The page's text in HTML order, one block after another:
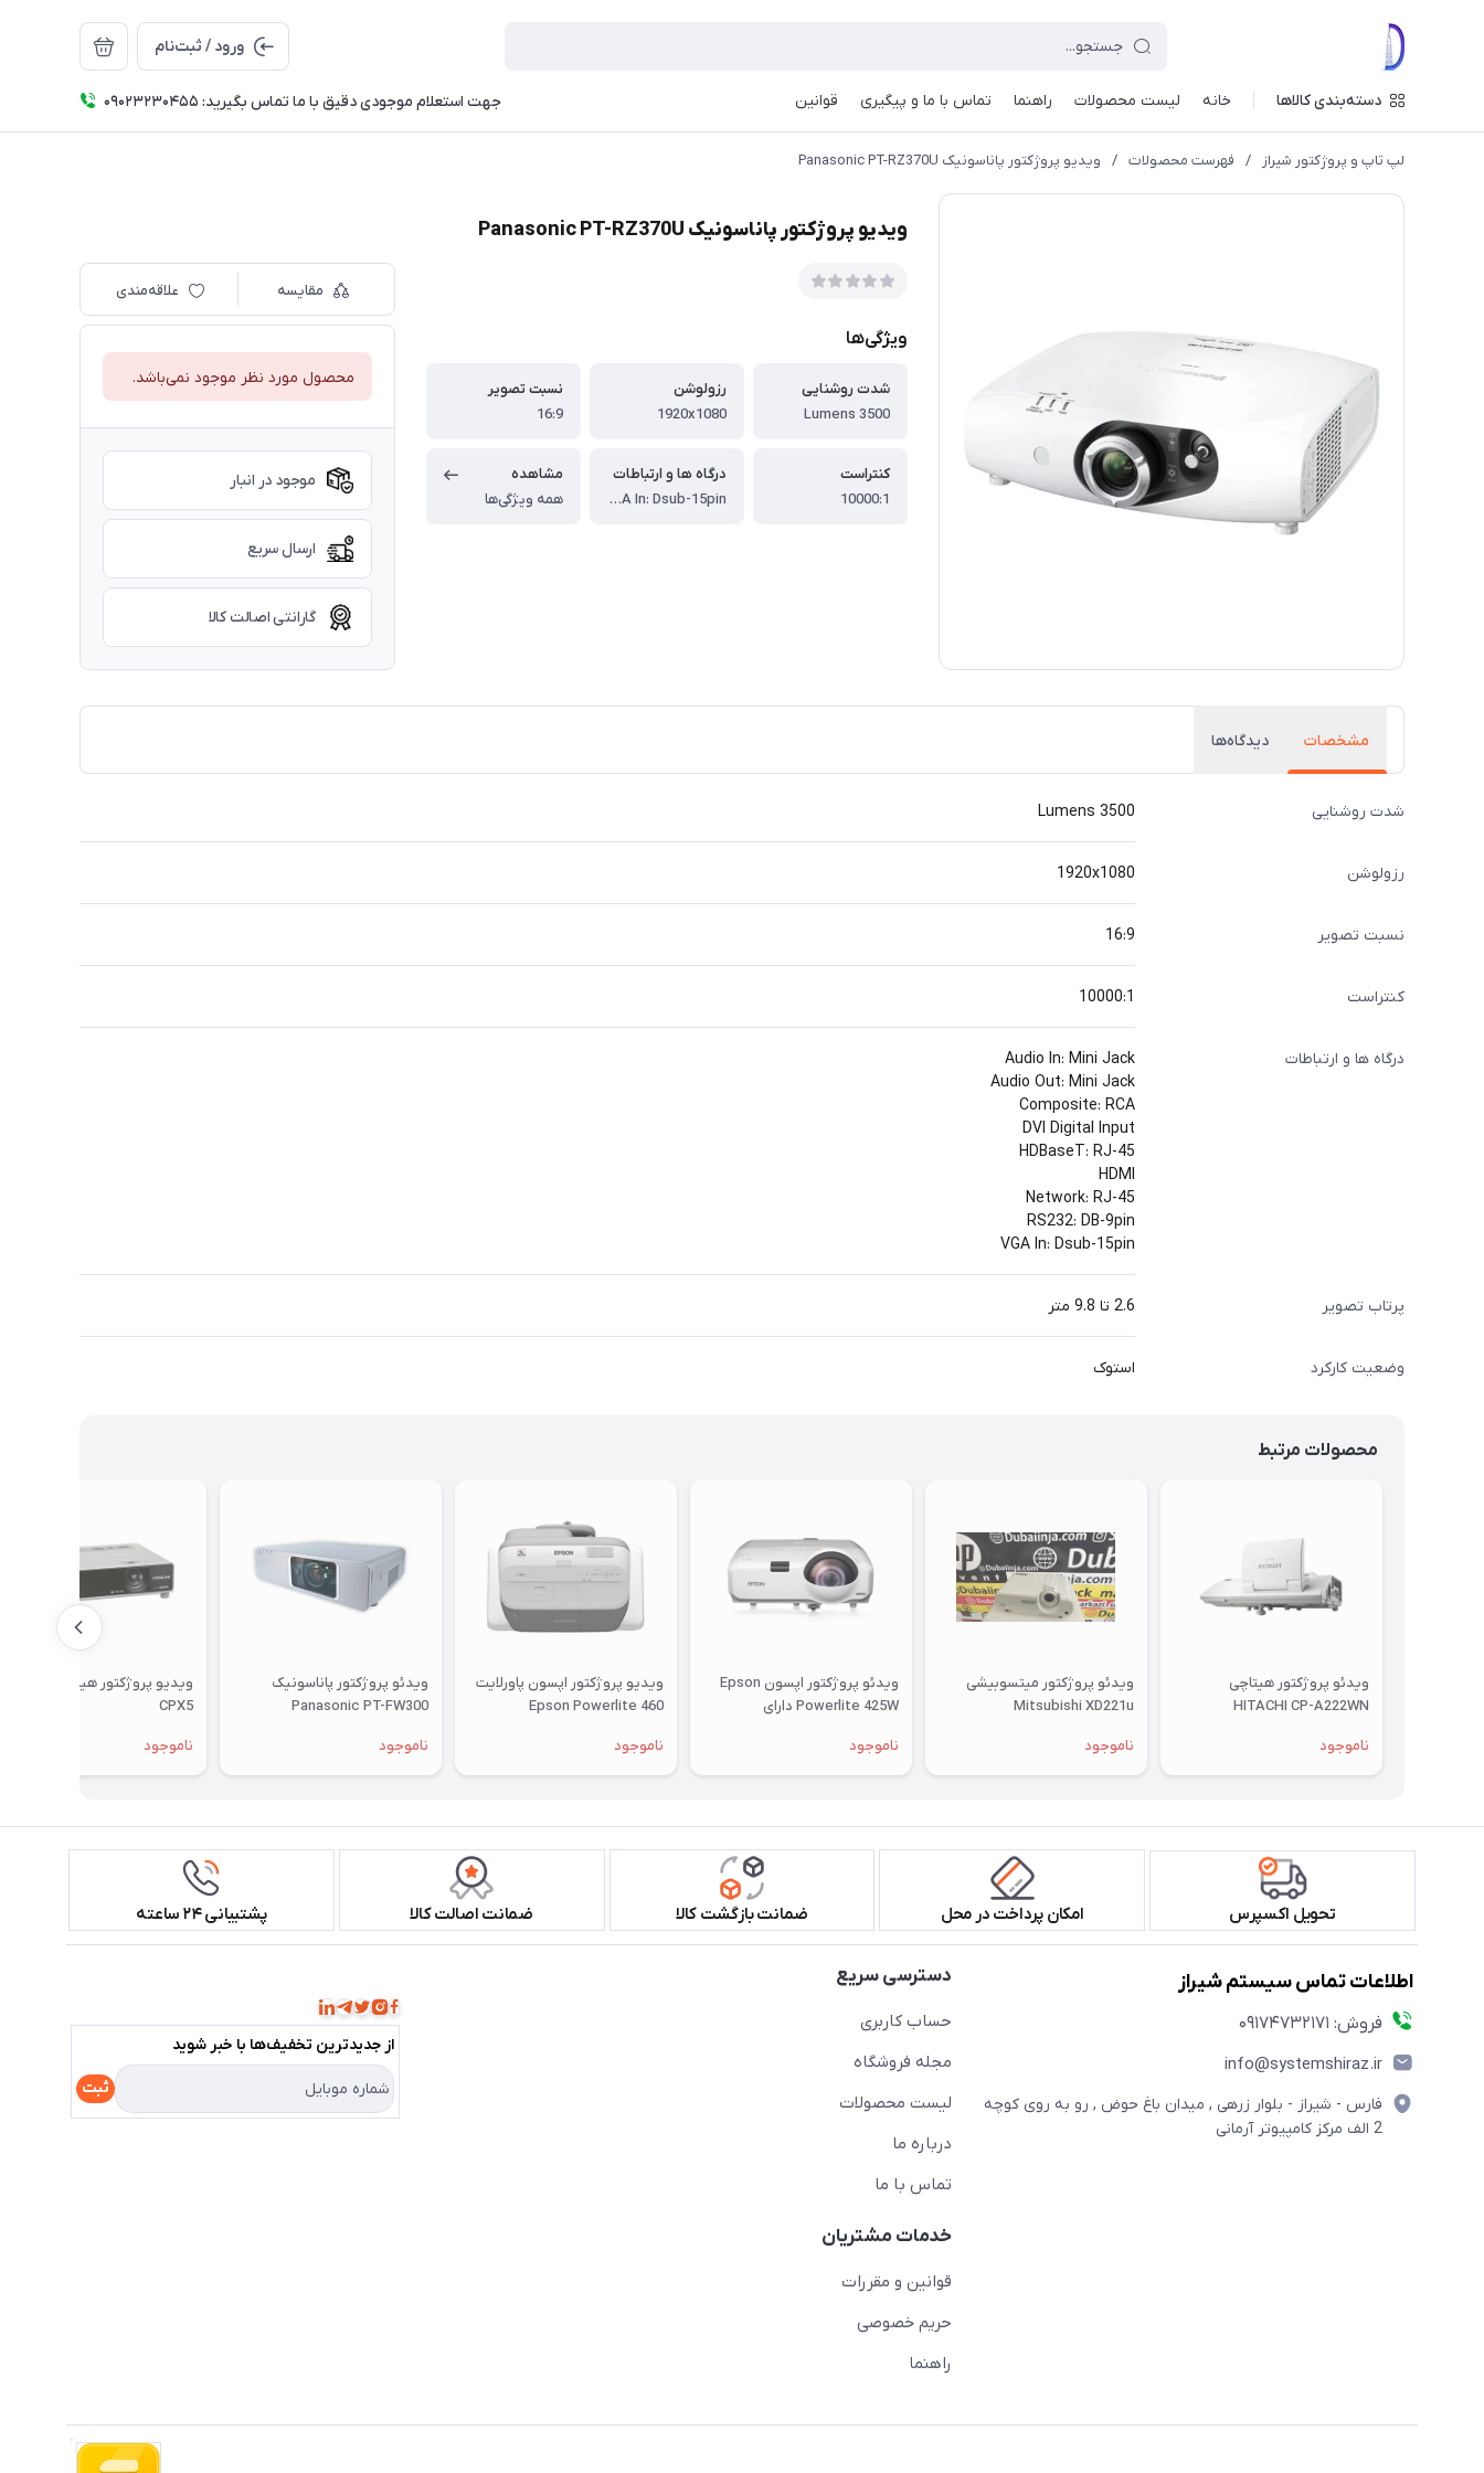
ورود / ثبت‌نام
دسته‌بندی کالاها خانه لیست محصولات راهنما تماس با ما و پیگیری قوانین جهت استعلام موجودی دقیق با ما تماس بگیرید: 09023230455
لپ تاپ و پروژکتور شیراز / فهرست محصولات / ویدیو پروژکتور پاناسونیک Panasonic PT-RZ370U
ویدیو پروژکتور پاناسونیک Panasonic PT-RZ370U
ویژگی‌ها
شدت روشنایی
3500 Lumens
رزولوشن
1920x1080
نسبت تصویر
16:9
کنتراست
10000:1
درگاه ها و ارتباطات
Audio In: Mini Jack ، Audio Out: Mini Jack ، Composite: RCA ، DVI Digital Input ، HDBaseT: RJ-45 ، HDMI ، Network: RJ-45 ، RS232: DB-9pin ، VGA In: Dsub-15pin
مشاهده
همه ویژگی‌ها
مقایسه علاقه‌مندی
محصول مورد نظر موجود نمی‌باشد.
موجود در انبار
ارسال سریع
گارانتی اصالت کالا
مشخصات دیدگاه‌ها
شدت روشنایی 3500 Lumens
رزولوشن 1920x1080
نسبت تصویر 16:9
کنتراست 10000:1
درگاه ها و ارتباطات
Audio In: Mini Jack
Audio Out: Mini Jack
Composite: RCA
DVI Digital Input
HDBaseT: RJ-45
HDMI
Network: RJ-45
RS232: DB-9pin
VGA In: Dsub-15pin
پرتاب تصویر 2.6 تا 9.8 متر
وضعیت کارکرد استوک
محصولات مرتبط
ویدئو پروژکتور هیتاچی
HITACHI CP-A222WN
ناموجود
ویدئو پروژکتور میتسوبیشی
Mitsubishi XD221u
ناموجود
ویدئو پروژکتور اپسون Epson
Powerlite 425W دارای
ناموجود
ویدیو پروژکتور اپسون پاورلایت
460 Epson Powerlite
ناموجود
ویدئو پروژکتور پاناسونیک
Panasonic PT-FW300
ناموجود
CPX5
ناموجود
تحویل اکسپرس امکان پرداخت در محل ضمانت بازگشت کالا ضمانت اصالت کالا پشتیبانی ۲۴ ساعته
اطلاعات تماس سیستم شیراز
فروش: 09174732171
info@systemshiraz.ir
فارس - شیراز - بلوار زرهی , میدان باغ حوض , رو به روی کوچه
2 الف مرکز کامپیوتر آرمانی
دسترسی سریع
حساب کاربری
مجله فروشگاه
لیست محصولات
درباره ما
تماس با ما
خدمات مشتریان
قوانین و مقررات
حریم خصوصی
راهنما
از جدید‌ترین تخفیف‌ها با‌ خبر شوید
ثبت